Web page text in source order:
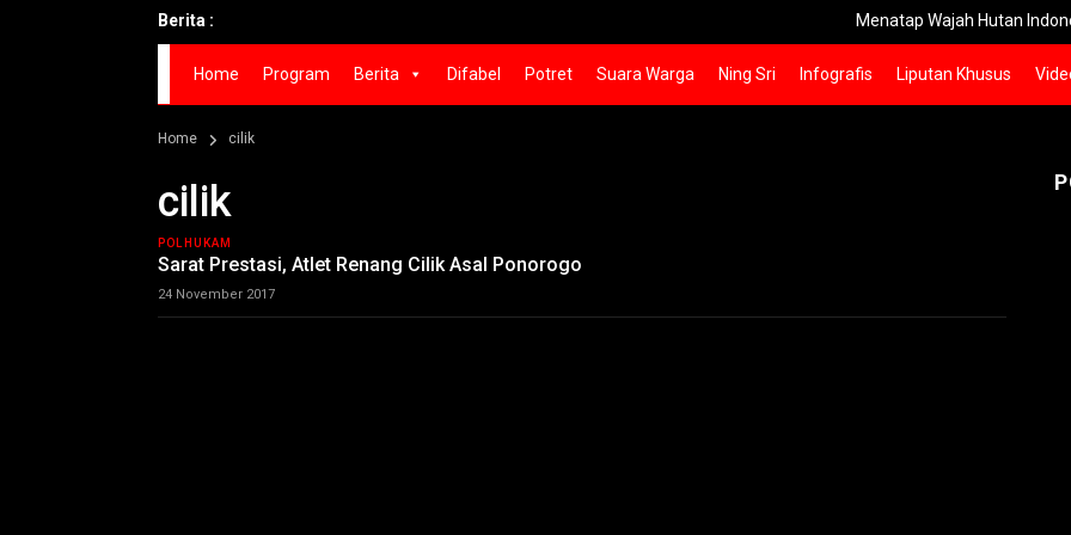
Berita : Menatap Wajah Hutan Indonesia:
Home Program Berita Difabel Potret Suara Warga Ning Sri Infografis Liputan Khusus
Home cilik
cilik
POLHUKAM
Sarat Prestasi, Atlet Renang Cilik Asal Ponorogo
24 November 2017